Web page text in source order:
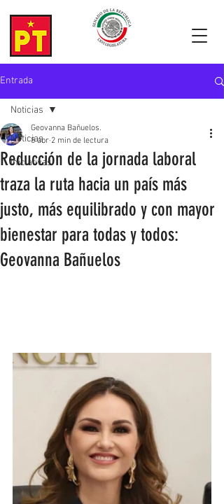
Entrada
Noticias
Iniciativas
Noticias
Reducción de la jornada laboral
traza la ruta hacia un país más
justo, más equilibrado y con mayor
bienestar para todas y todos:
Geovanna Bañuelos
Geovanna Bañuelos.
8 abr 2 min de lectura